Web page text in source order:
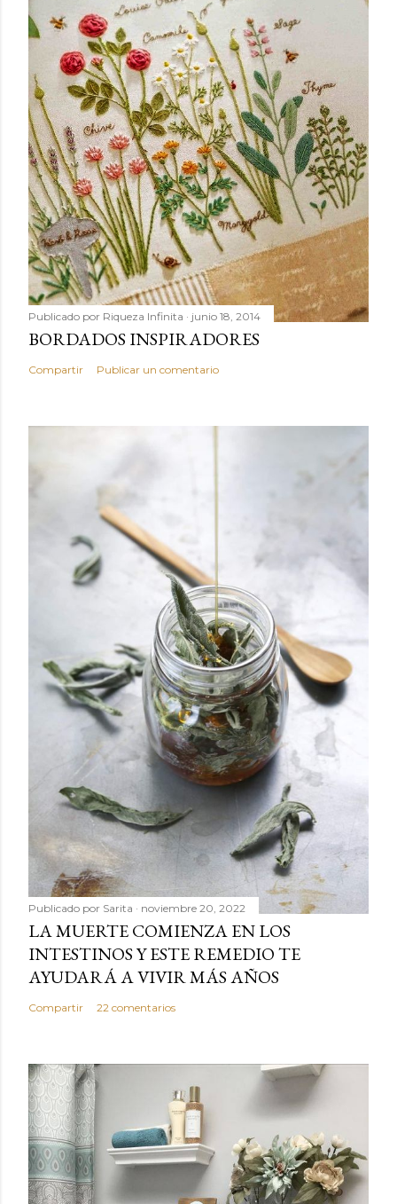
Publicado por Riqueza Infinita junio 18, 2014
BORDADOS INSPIRADORES
Compartir Publicar un comentario
Publicado por Sarita noviembre 20, 2022
LA MUERTE COMIENZA EN LOS
INTESTINOS Y ESTE REMEDIO TE
AYUDARÁ A VIVIR MÁS AÑOS
Compartir 22 comentarios